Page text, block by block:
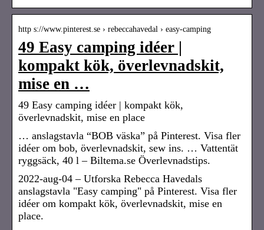
http s://www.pinterest.se › rebeccahavedal › easy-camping
49 Easy camping idéer |
kompakt kök, överlevnadskit,
mise en …
49 Easy camping idéer | kompakt kök,
överlevnadskit, mise en place
… anslagstavla “BOB väska” på Pinterest. Visa fler
idéer om bob, överlevnadskit, sew ins. … Vattentät
ryggsäck, 40 l – Biltema.se Överlevnadstips.
2022-aug-04 – Utforska Rebecca Havedals
anslagstavla "Easy camping" på Pinterest. Visa fler
idéer om kompakt kök, överlevnadskit, mise en
place.